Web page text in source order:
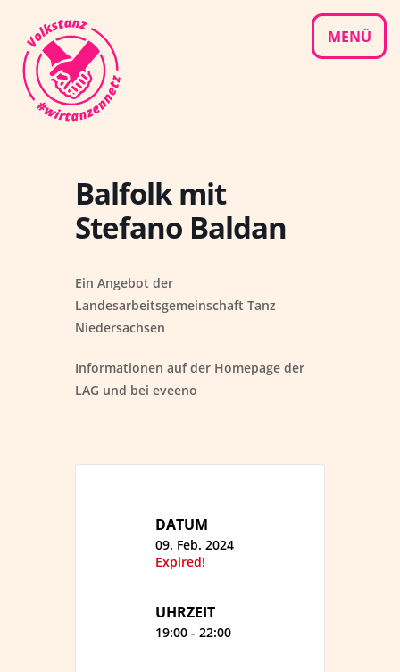
content
MENÜ
Balfolk mit
Stefano Baldan
Ein Angebot der
Landesarbeitsgemeinschaft Tanz
Niedersachsen
Informationen auf der Homepage der
LAG und bei eveeno
DATUM
09. Feb. 2024
Expired!
UHRZEIT
19:00 - 22:00